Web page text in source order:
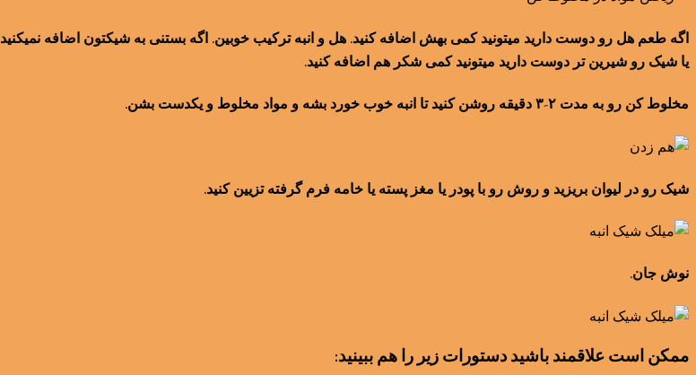
اگه طعم هل رو دوست دارید میتونید کمی بهش اضافه کنید. هل و انبه ترکیب خوبین. اگه بستنی به شیکتون اضافه نمیکنید
یا شیک رو شیرین تر دوست دارید میتونید کمی شکر هم اضافه کنید.
مخلوط کن رو به مدت ۲-۳ دقیقه روشن کنید تا انبه خوب خورد بشه و مواد مخلوط و یکدست بشن.
شیک رو در لیوان بریزید و روش رو با پودر یا مغز پسته یا خامه فرم گرفته تزیین کنید.
نوش جان.
ممکن است علاقمند باشید دستورات زیر را هم ببینید: